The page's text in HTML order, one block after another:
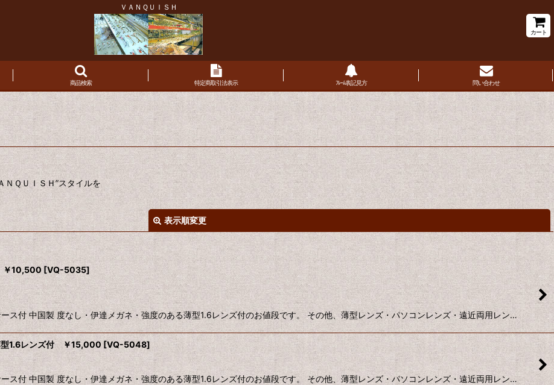
ＶＡＮＱＵＩＳＨ
カート
商品検索 特定商取引法表示 ﾌﾚｰﾑ表記見方 問い合わせ
ＮＱＵＩＳＨ”スタイルを
表示順変更
絞り込む
10,500 [VQ-5035]
付 中国製 度なし・伊達メガネ・強度のある薄型1.6レンズ付のお値段です。 その他、薄型レンズ・パソコンレンズ・遠近両用レン…
レンズ付 ￥15,000 [VQ-5048]
付 中国製 度なし・伊達メガネ・強度のある薄型1.6レンズ付のお値段です。 その他、薄型レンズ・パソコンレンズ・遠近両用レン…